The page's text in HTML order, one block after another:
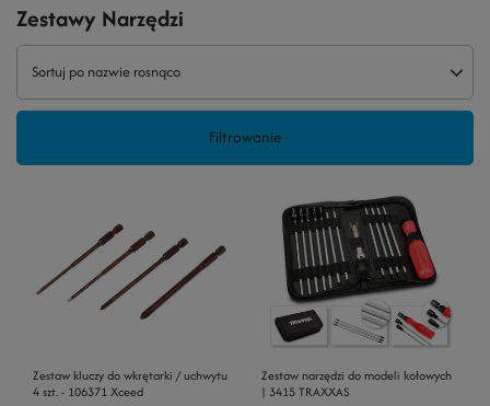
Zestawy Narzędzi
Sortuj po nazwie rosnąco
Filtrowanie
Zestaw kluczy do wkrętarki / uchwytu
4 szt. - 106371 Xceed
Zestaw narzędzi do modeli kołowych
| 3415 TRAXXAS